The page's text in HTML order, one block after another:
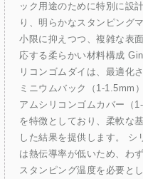
ック用途のために特別に設
り、明らかなスタンピング
小限に抑えつつ、複雑な表
応する柔らかい材料構成
リコンゴムダイは、最適化
ミニウムバック（1-1.5mm
アムシリコンゴムカバー（1-
を特徴としており、柔軟な
した結果を提供します。 シ
は熱伝導率が低いため、わ
スタンピング温度を必要とし